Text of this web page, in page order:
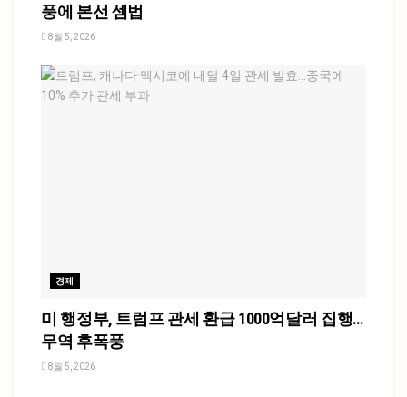
풍에 본선 셈법
8월 5, 2026
경제
미 행정부, 트럼프 관세 환급 1000억달러 집행…
무역 후폭풍
8월 5, 2026